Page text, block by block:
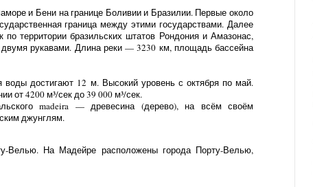
и Бени на границе Боливии и Бразилии. Первые около
граница между этими государствами. Далее
по территории бразильских штатов Рондония и Амазонас,
рукавами. Длина реки — 3230 км, площадь бассейна
воды достигают 12 м. Высокий уровень с октября по май.
от 4200 м³/сек до 39 000 м³/сек.
madeira — древесина (дерево), на всём своём
джунглям.
Велью. На Мадейре расположены города Порту-Велью,